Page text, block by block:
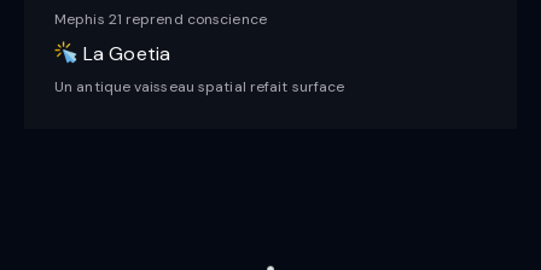
Mephis 21 reprend conscience
La Goetia
Un antique vaisseau spatial refait surface